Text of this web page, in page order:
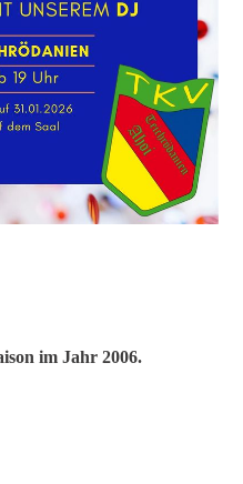
im Jahr 2006.